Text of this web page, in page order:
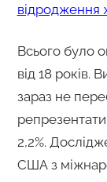
відродження
Всього було
від 18 років.
зараз не
2,2%.
США з